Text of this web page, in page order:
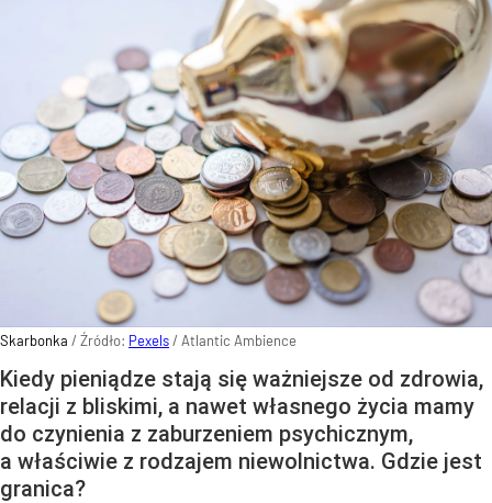
Skarbonka / Źródło: Pexels/ Atlantic Ambience
Kiedy pieniądze stają się ważniejsze od zdrowia,
relacji z bliskimi, a nawet własnego życia mamy
do czynienia z zaburzeniem psychicznym,
a właściwie z rodzajem niewolnictwa. Gdzie jest
granica?